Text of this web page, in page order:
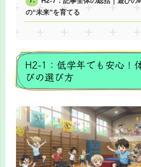
の“未来”を育てる
H2-1：低学年でも安心！
びの選び方